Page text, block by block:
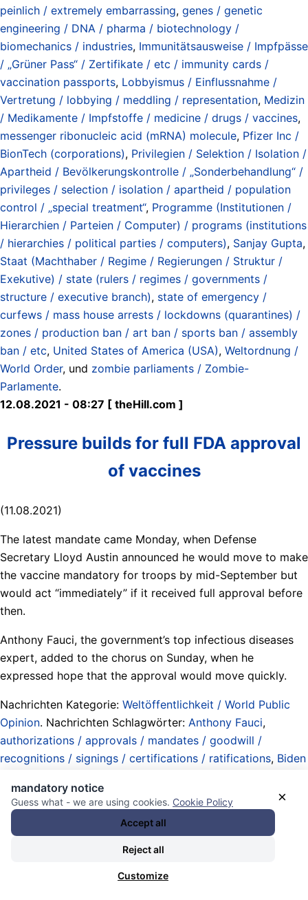
peinlich / extremely embarrassing, genes / genetic
engineering / DNA / pharma / biotechnology /
biomechanics / industries, Immunitätsausweise / Impfpässe
/ „Grüner Pass“ / Zertifikate / etc / immunity cards /
vaccination passports, Lobbyismus / Einflussnahme /
Vertretung / lobbying / meddling / representation, Medizin
/ Medikamente / Impfstoffe / medicine / drugs / vaccines,
messenger ribonucleic acid (mRNA) molecule, Pfizer Inc /
BionTech (corporations), Privilegien / Selektion / Isolation /
Apartheid / Bevölkerungskontrolle / „Sonderbehandlung“ /
privileges / selection / isolation / apartheid / population
control / „special treatment“, Programme (Institutionen /
Hierarchien / Parteien / Computer) / programs (institutions
/ hierarchies / political parties / computers), Sanjay Gupta,
Staat (Machthaber / Regime / Regierungen / Struktur /
Exekutive) / state (rulers / regimes / governments /
structure / executive branch), state of emergency /
curfews / mass house arrests / lockdowns (quarantines) /
zones / production ban / art ban / sports ban / assembly
ban / etc, United States of America (USA), Weltordnung /
World Order, und zombie parliaments / Zombie-
Parlamente.
12.08.2021 - 08:27 [ theHill.com ]
Pressure builds for full FDA approval
of vaccines
(11.08.2021)
The latest mandate came Monday, when Defense
Secretary Lloyd Austin announced he would move to make
the vaccine mandatory for troops by mid-September but
would act “immediately” if it received full approval before
then.
Anthony Fauci, the government’s top infectious diseases
expert, added to the chorus on Sunday, when he
expressed hope that the approval would move quickly.
Nachrichten Kategorie: Weltöffentlichkeit / World Public
Opinion. Nachrichten Schlagwörter: Anthony Fauci,
authorizations / approvals / mandates / goodwill /
recognitions / signings / certifications / ratifications, Biden
experts / technocrats / plutocrats / functionaries / cadres
/ apparatchiks / apparatus,enforced medical treatments /
tests
Food and Drug Administration (FDA)
genes / genetic
engineering / DNA / pharma / biotechnology /
Einflussnahme / Vertretung / lobbying / meddling /
×
mandatory notice
Guess what - we are using cookies. Cookie Policy
Accept all
Reject all
Customize